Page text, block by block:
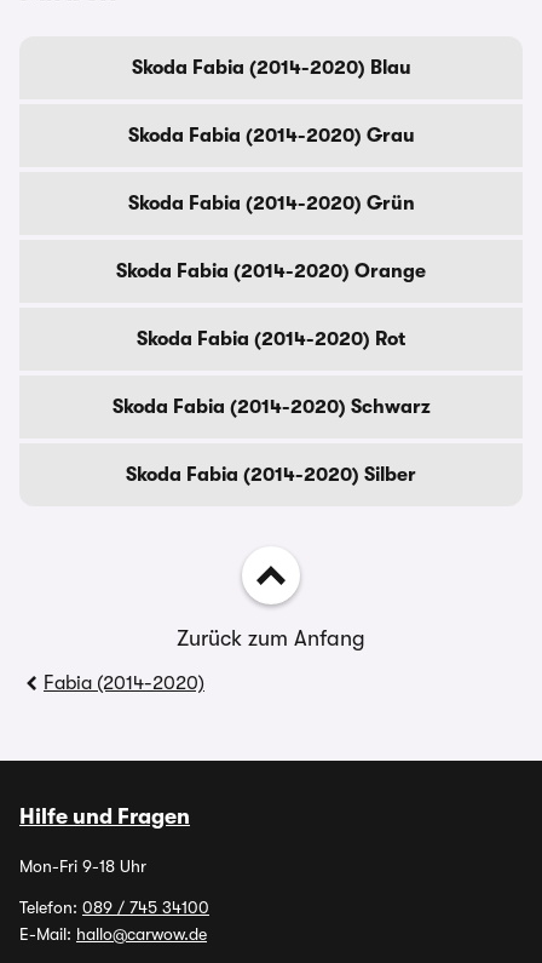
Skoda Fabia (2014-2020) Blau
Skoda Fabia (2014-2020) Grau
Skoda Fabia (2014-2020) Grün
Skoda Fabia (2014-2020) Orange
Skoda Fabia (2014-2020) Rot
Skoda Fabia (2014-2020) Schwarz
Skoda Fabia (2014-2020) Silber
Zurück zum Anfang
Fabia (2014-2020)
Hilfe und Fragen
Mon-Fri 9-18 Uhr
Telefon: 089 / 745 34100
E-Mail: hallo@carwow.de